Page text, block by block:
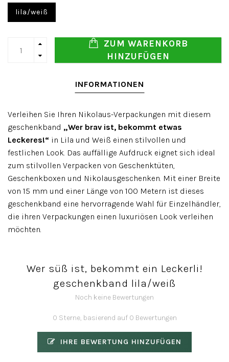
lila/weiß
ZUM WARENKORB
HINZUFÜGEN
INFORMATIONEN
Verleihen Sie Ihren Nikolaus-Verpackungen mit diesem
geschenkband „Wer brav ist, bekommt etwas
Leckeres!“ in Lila und Weiß einen stilvollen und
festlichen Look. Das auffällige Aufdruck eignet sich ideal
zum stilvollen Verpacken von Geschenktüten,
Geschenkboxen und Nikolausgeschenken. Mit einer Breite
von 15 mm und einer Länge von 100 Metern ist dieses
geschenkband eine hervorragende Wahl für Einzelhändler,
die ihren Verpackungen einen luxuriösen Look verleihen
möchten.
Wer süß ist, bekommt ein Leckerli!
geschenkband lila/weiß
Noch keine Bewertungen
0 Sterne, basierend auf 0 Bewertungen
IHRE BEWERTUNG HINZUFÜGEN